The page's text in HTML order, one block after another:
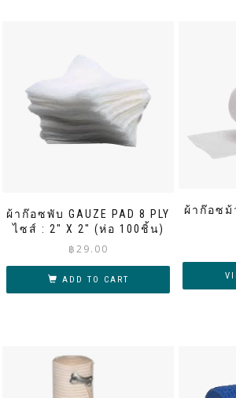
ผ้าก๊อซพับ GAUZE PAD 8 PLY
ไซส์ : 2″ X 2″ (ห่อ 100ชิ้น)
฿29.00
ADD TO CART
ผ้าก๊อซม้